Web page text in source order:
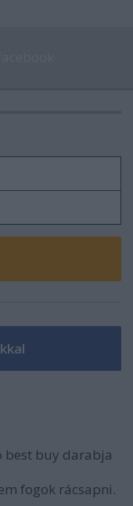
best buy darabja
fogok rácsapni.